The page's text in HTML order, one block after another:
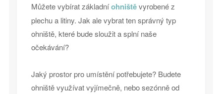
Můžete vybírat základníohništěvyrobené z
plechu a litiny. Jak ale vybrat ten správný typ
ohniště, které bude sloužit a splní naše
očekávání?
Jaký prostor pro umístění potřebujete? Budete
ohniště využívat vyjímečně, nebo sezónně od